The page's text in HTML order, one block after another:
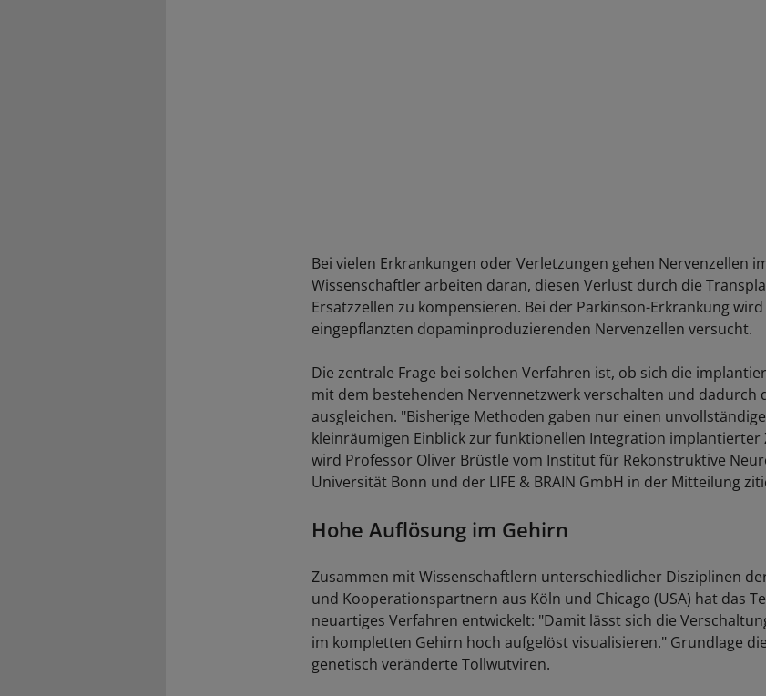
Bei vielen Erkrankungen oder Verletzungen gehen Nervenzellen
Wissenschaftler arbeiten daran, diesen Verlust durch die
Ersatzzellen zu kompensieren. Bei der Parkinson-Erkrankung
eingepflanzten dopaminproduzierenden Nervenzellen versucht.
Die zentrale Frage bei solchen Verfahren ist, ob sich die
mit dem bestehenden Nervennetzwerk verschalten und dadurch
ausgleichen. "Bisherige Methoden gaben nur einen
kleinräumigen Einblick zur funktionellen Integration implantierter
wird Professor Oliver Brüstle vom Institut für Rekonstruktive
Universität Bonn und der LIFE & BRAIN GmbH in der Mitteilung
Hohe Auflösung im Gehirn
Zusammen mit Wissenschaftlern unterschiedlicher Disziplinen
und Kooperationspartnern aus Köln und Chicago (USA) hat das
neuartiges Verfahren entwickelt: "Damit lässt sich die
im kompletten Gehirn hoch aufgelöst visualisieren." Grundlage
genetisch veränderte Tollwutviren.